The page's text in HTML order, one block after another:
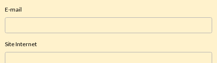
E-mail
Site Internet